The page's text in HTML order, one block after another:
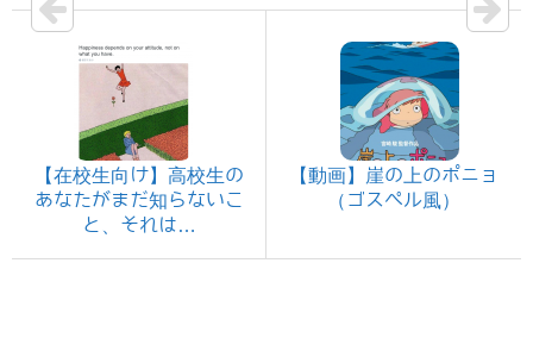
【在校生向け】高校生の
あなたがまだ知らないこ
と、それは…
【動画】崖の上のポニョ
（ゴスペル風）